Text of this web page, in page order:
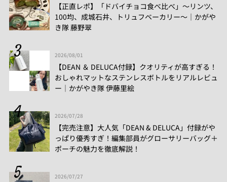
【正直レポ】「ドバイチョコ食べ比べ」～リンツ、
100均、成城石井、トリュフベーカリー～｜かがや
き隊 藤野翠
2026/08/01
【DEAN ＆ DELUCA付録】クオリティが高すぎる！
おしゃれマットなステンレスボトルをリアルレビュ
ー│かがやき隊 伊藤里絵
2026/07/28
【完売注意】大人気「DEAN & DELUCA」付録がや
っぱり優秀すぎ！編集部員がグローサリーバッグ＋
ポーチの魅力を徹底解説！
2026/07/27